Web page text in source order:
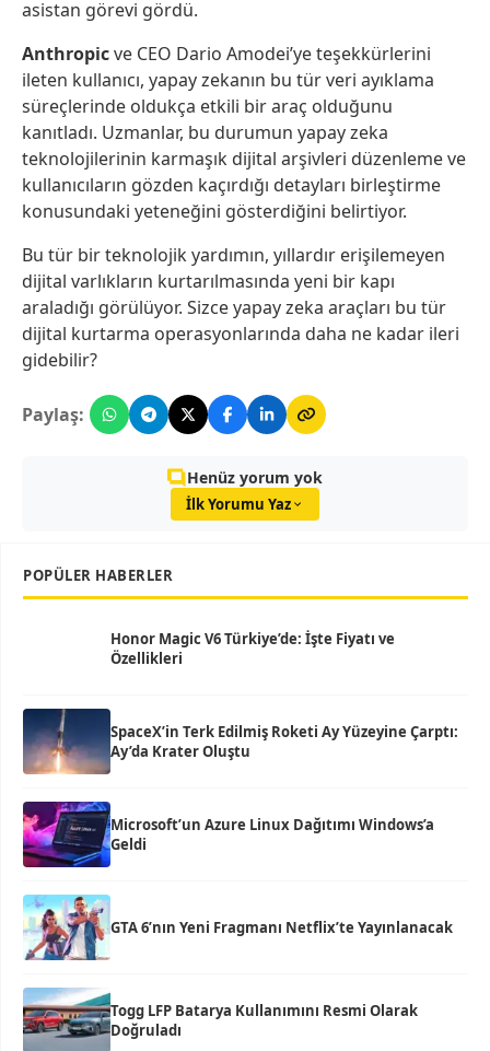
asistan görevi gördü.
Anthropicve CEO Dario Amodei’ye teşekkürlerini
ileten kullanıcı, yapay zekanın bu tür veri ayıklama
süreçlerinde oldukça etkili bir araç olduğunu
kanıtladı. Uzmanlar, bu durumun yapay zeka
teknolojilerinin karmaşık dijital arşivleri düzenleme ve
kullanıcıların gözden kaçırdığı detayları birleştirme
konusundaki yeteneğini gösterdiğini belirtiyor.
Bu tür bir teknolojik yardımın, yıllardır erişilemeyen
dijital varlıkların kurtarılmasında yeni bir kapı
araladığı görülüyor. Sizce yapay zeka araçları bu tür
dijital kurtarma operasyonlarında daha ne kadar ileri
gidebilir?
Paylaş:
Henüz yorum yok
İlk Yorumu Yaz
POPÜLER HABERLER
Honor Magic V6 Türkiye’de: İşte Fiyatı ve
Özellikleri
SpaceX’in Terk Edilmiş Roketi Ay Yüzeyine Çarptı:
Ay’da Krater Oluştu
Microsoft’un Azure Linux Dağıtımı Windows’a
Geldi
GTA 6’nın Yeni Fragmanı Netflix’te Yayınlanacak
Togg LFP Batarya Kullanımını Resmi Olarak
Doğruladı